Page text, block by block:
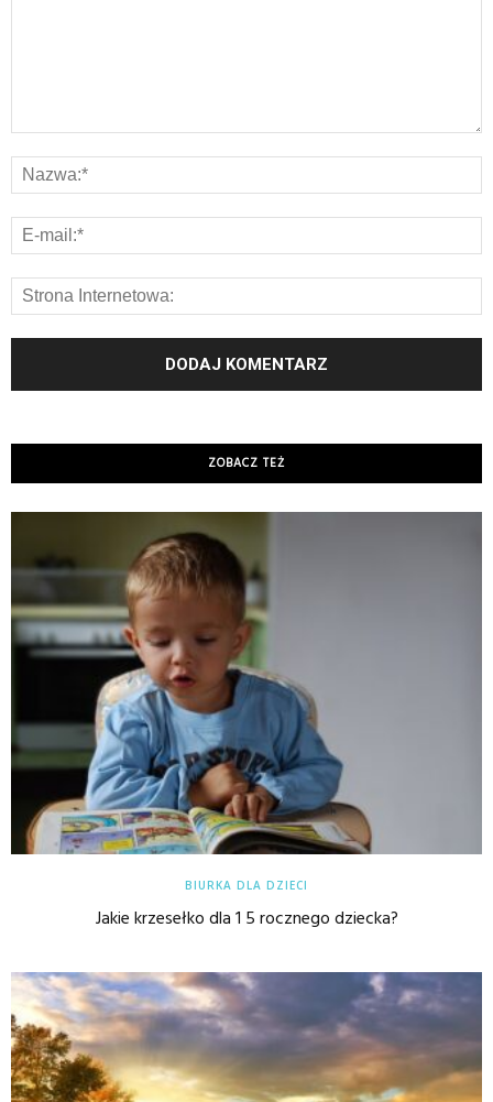
ZOBACZ TEŻ
BIURKA DLA DZIECI
Jakie krzesełko dla 1 5 rocznego dziecka?